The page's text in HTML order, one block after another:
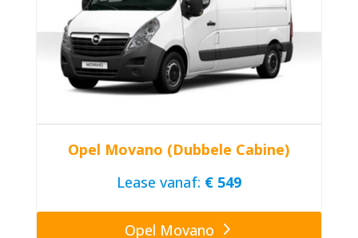
Opel Movano (Dubbele Cabine)
Lease vanaf: € 549
Opel Movano